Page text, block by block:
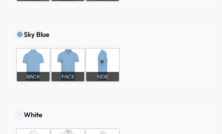
Sky Blue
BACK FACE SIDE
White